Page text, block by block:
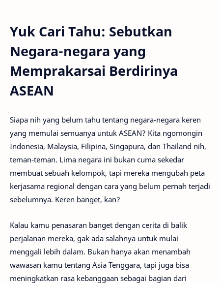
Yuk Cari Tahu: Sebutkan
Negara-negara yang
Memprakarsai Berdirinya
ASEAN
Siapa nih yang belum tahu tentang negara-negara keren
yang memulai semuanya untuk ASEAN? Kita ngomongin
Indonesia, Malaysia, Filipina, Singapura, dan Thailand nih,
teman-teman. Lima negara ini bukan cuma sekedar
membuat sebuah kelompok, tapi mereka mengubah peta
kerjasama regional dengan cara yang belum pernah terjadi
sebelumnya. Keren banget, kan?
Kalau kamu penasaran banget dengan cerita di balik
perjalanan mereka, gak ada salahnya untuk mulai
menggali lebih dalam. Bukan hanya akan menambah
wawasan kamu tentang Asia Tenggara, tapi juga bisa
meningkatkan rasa kebanggaan sebagai bagian dari